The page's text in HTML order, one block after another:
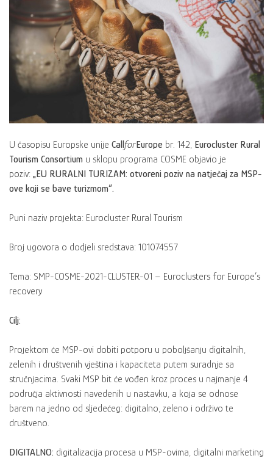
U časopisu Europske unije Call forEurope br. 142, Eurocluster Rural
Tourism Consortium u sklopu programa COSME objavio je
poziv: „EU RURALNI TURIZAM: otvoreni poziv na natječaj za MSP-
ove koji se bave turizmom“.
Puni naziv projekta: Eurocluster Rural Tourism
Broj ugovora o dodjeli sredstava: 101074557
Tema: SMP-COSME-2021-CLUSTER-01 – Euroclusters for Europe’s
recovery
Cilj:
Projektom će MSP-ovi dobiti potporu u poboljšanju digitalnih,
zelenih i društvenih vještina i kapaciteta putem suradnje sa
stručnjacima. Svaki MSP bit će vođen kroz proces u najmanje 4
područja aktivnosti navedenih u nastavku, a koja se odnose
barem na jedno od sljedećeg: digitalno, zeleno i održivo te
društveno.
DIGITALNO: digitalizacija procesa u MSP-ovima, digitalni marketing